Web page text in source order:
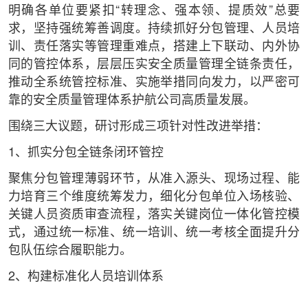
明确各单位要紧扣“转理念、强本领、提质效”总要
求，坚持强统筹善调度。持续抓好分包管理、人员培
训、责任落实等管理重难点，搭建上下联动、内外协
同的管控体系，层层压实安全质量管理全链条责任，
推动全系统管控标准、实施举措同向发力，以严密可
靠的安全质量管理体系护航公司高质量发展。
围绕三大议题，研讨形成三项针对性改进举措：
1、抓实分包全链条闭环管控
聚焦分包管理薄弱环节，从准入源头、现场过程、能
力培育三个维度统筹发力，细化分包单位入场核验、
关键人员资质审查流程，落实关键岗位一体化管控模
式，通过统一标准、统一培训、统一考核全面提升分
包队伍综合履职能力。
2、构建标准化人员培训体系